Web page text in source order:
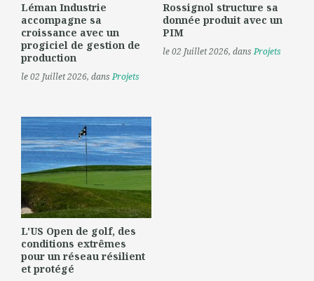
Léman Industrie
accompagne sa
croissance avec un
progiciel de gestion de
production
le 02 Juillet 2026, dansProjets
Rossignol structure sa
donnée produit avec un
PIM
le 02 Juillet 2026, dansProjets
L'US Open de golf, des
conditions extrêmes
pour un réseau résilient
et protégé